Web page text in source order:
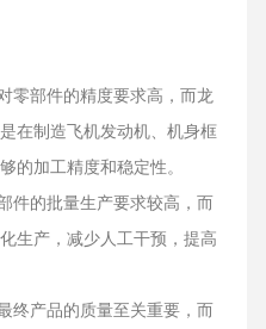
部件的精度要求高，而龙
在制造飞机发动机、机身框
的加工精度和稳定性。
的批量生产要求较高，而
生产，减少人工干预，提高
产品的质量至关重要，而